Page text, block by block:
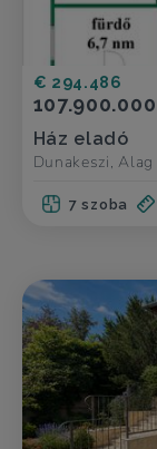
€ 294.486
Ház eladó
Dunakeszi,
7 szoba